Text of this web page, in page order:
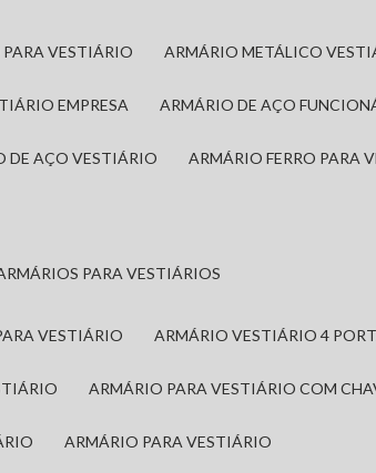
PARA VESTIÁRIO ARMÁRIO METÁLICO
EMPRESA ARMÁRIO DE AÇO
DE AÇO VESTIÁRIO ARMÁRIO FERRO PARA
ARMÁRIOS PARA VESTIÁRIOS
VESTIÁRIO ARMÁRIO VESTIÁRIO 4
ARMÁRIO PARA VESTIÁRIO COM
ARMÁRIO PARA VESTIÁRIO